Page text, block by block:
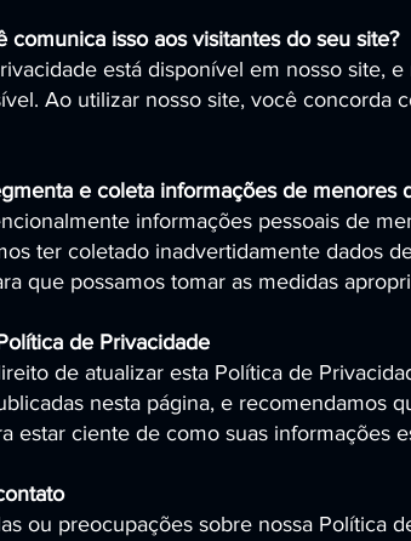
comunica isso aos visitantes do seu site?
está disponível em nosso site,
Ao utilizar nosso site, você concorda
e coleta informações de menores
informações pessoais de
ter coletado inadvertidamente dados
que possamos tomar as medidas
de Privacidade
de atualizar esta Política de
nesta página, e recomendamos
estar ciente de como suas informações
ou preocupações sobre nossa Política